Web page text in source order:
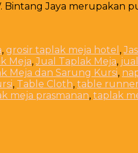
Bintang Jaya merupakan
, grosir taplak meja hotel ,
Meja,Jual Taplak Meja,
Meja dan Sarung Kursi,
, Table Cloth, table runner
meja prasmanan, taplak